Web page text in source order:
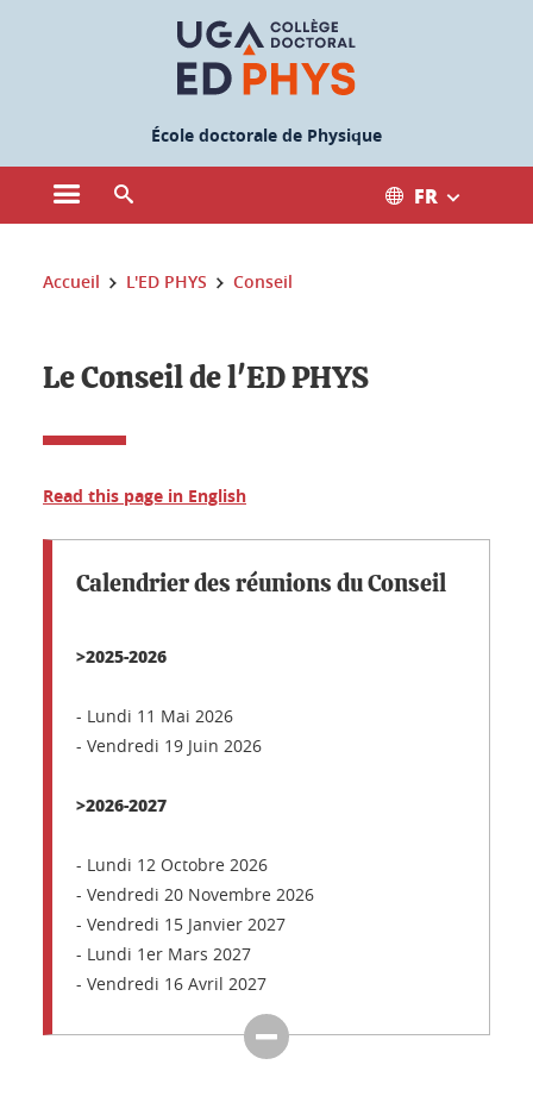
École doctorale de Physique
Ouvrir le menu principal FR
Vous êtes ici :
Accueil L'ED PHYS Conseil
Le Conseil de l'ED PHYS
Read this page in English
Calendrier des réunions du Conseil
>2025-2026
- Lundi 11 Mai 2026
- Vendredi 19 Juin 2026
>2026-2027
- Lundi 12 Octobre 2026
- Vendredi 20 Novembre 2026
- Vendredi 15 Janvier 2027
- Lundi 1er Mars 2027
- Vendredi 16 Avril 2027